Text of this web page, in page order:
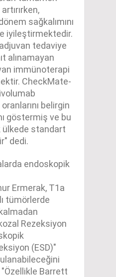
artırırken,
sağkalımını
iyileştirmektedir.
tedaviye
alınamayan
immünoterapi
CheckMate-
belirgin
göstermiş ve bu
ülkede standart
dedi.
endoskopik
Ermerak, T1a
tümörlerde
Rezeksiyon
(ESD)"
Barrett